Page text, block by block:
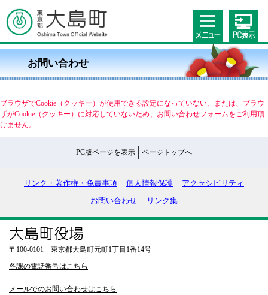
お問い合わせ
ブラウザでCookie（クッキー）が使用できる設定になっていない、または、ブラウ
ザがCookie（クッキー）に対応していないため、お問い合わせフォームをご利用頂
けません。
PC版ページを表示 ページトップへ
リンク・著作権・免責事項 個人情報保護 アクセシビリティ
お問い合わせ リンク集
〒100-0101 東京都大島町元町1丁目1番14号
各課の電話番号はこちら
メールでのお問い合わせはこちら